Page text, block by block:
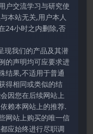
户交流学习与研究使
本站无关,用户本人
24小时之内删除,否
现我们的产品及其潜
的声明均可应要求进
结果,不适用于普通
得相同或类似的结
因您在后续网站上
赖本网站上的推荐.
网站上购买的唯一信
应始终进行尽职调